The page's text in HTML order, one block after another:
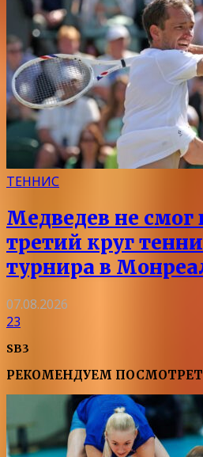
ТЕННИС
Медведев не смог
третий круг
турнира в
07.08.2026
23
SB3
РЕКОМЕНДУЕМ